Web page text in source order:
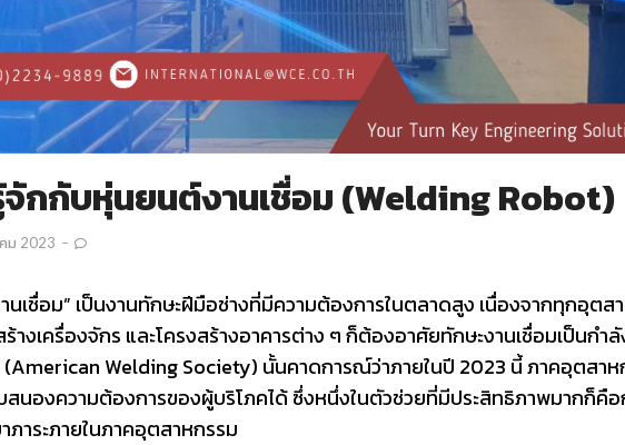
จักกับหุ่นยนต์งานเชื่อม (Welding Robot)
ม 2023
เชื่อม” เป็นงานทักษะฝีมือช่างที่มีความต้องการในตลาดสูง เนื่องจากทุกอุตส
งเครื่องจักร และโครงสร้างอาคารต่าง ๆ ก็ต้องอาศัยทักษะงานเชื่อมเป็นกำ
(American Welding Society) นั้นคาดการณ์ว่าภายในปี 2023 นี้ ภาคอุตสาห
นองความต้องการของผู้บริโภคได้ ซึ่งหนึ่งในตัวช่วยที่มีประสิทธิภาพมากก็คือ
าระภายในภาคอุตสาหกรรม